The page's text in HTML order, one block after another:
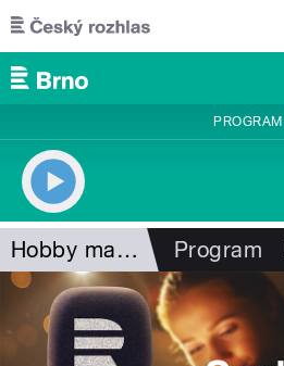
Přejít k hlavnímu obsahu
PROGRAM
Hobby magazín Program